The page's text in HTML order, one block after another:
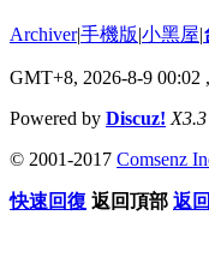
Archiver|手機版|小黑屋|
GMT+8, 2026-8-9 00:02
Powered by Discuz! X3.3
© 2001-2017 Comsenz
快速回復 返回頂部 返